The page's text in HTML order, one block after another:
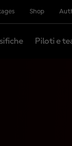
Shop
Piloti e